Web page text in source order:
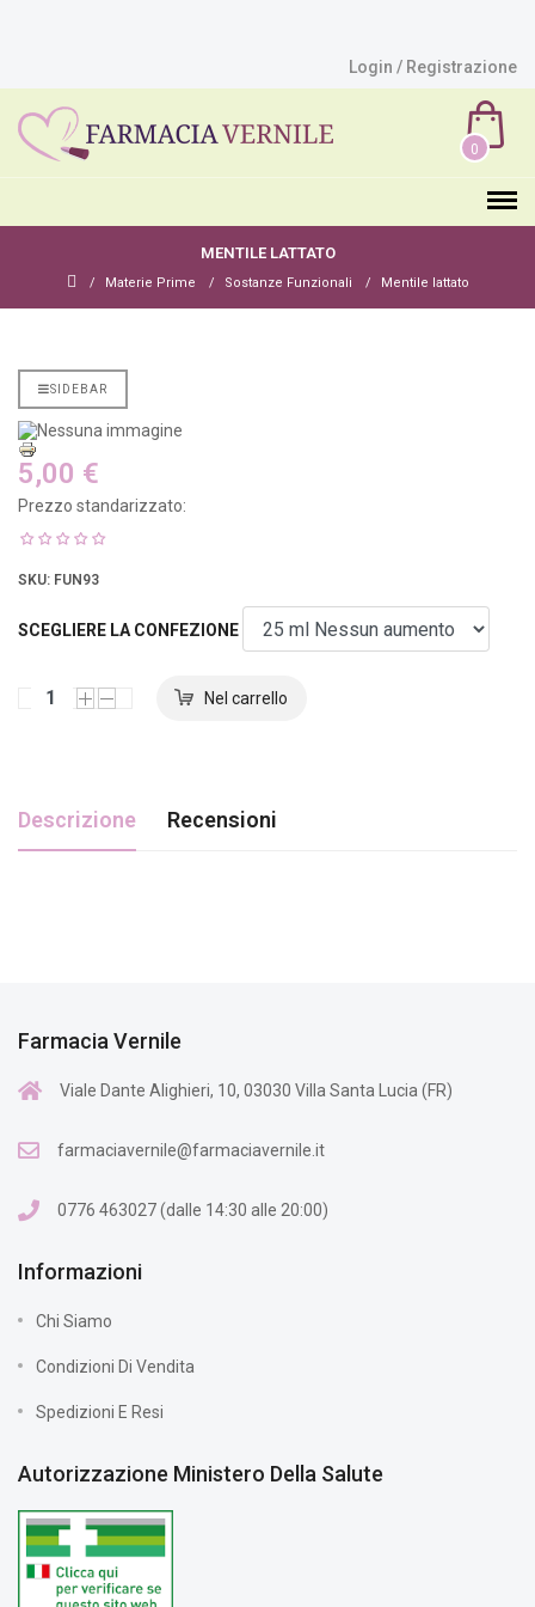
Login / Registrazione
0
MENTILE LATTATO
Materie Prime Sostanze Funzionali Mentile lattato
SIDEBAR
5,00 €
Prezzo standarizzato:
SKU: FUN93
SCEGLIERE LA CONFEZIONE
Descrizione Recensioni
Farmacia Vernile
Viale Dante Alighieri, 10, 03030 Villa Santa Lucia (FR)
farmaciavernile@farmaciavernile.it
0776 463027 (dalle 14:30 alle 20:00)
Informazioni
Chi Siamo
Condizioni Di Vendita
Spedizioni E Resi
Autorizzazione Ministero Della Salute